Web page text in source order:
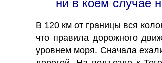
ни в коем случае
В 120 км от границы вся
что правила дорожного
уровнем моря. Сначала